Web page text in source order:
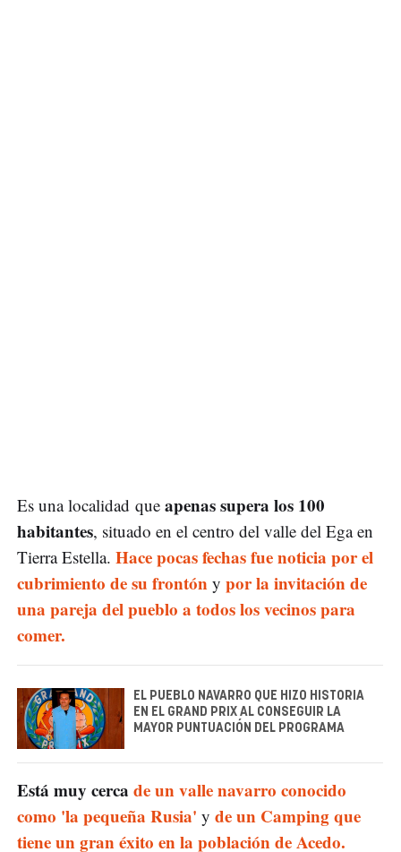
Es una localidad que apenas supera los 100
habitantes, situado en el centro del valle del Ega en
Tierra Estella. Hace pocas fechas fue noticia por el
cubrimiento de su frontón y por la invitación de
una pareja del pueblo a todos los vecinos para
comer.
EL PUEBLO NAVARRO QUE HIZO HISTORIA
EN EL GRAND PRIX AL CONSEGUIR LA
MAYOR PUNTUACIÓN DEL PROGRAMA
Está muy cerca de un valle navarro conocido
como 'la pequeña Rusia' y de un Camping que
tiene un gran éxito en la población de Acedo.